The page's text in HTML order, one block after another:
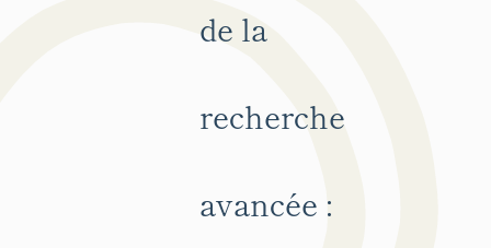
de la
recherche
avancée :